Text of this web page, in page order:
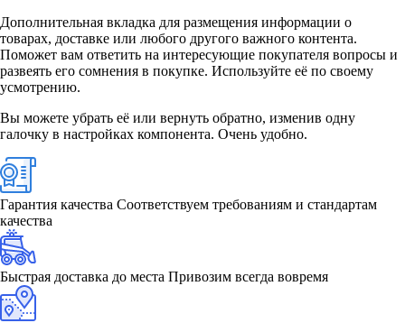
Дополнительная вкладка для размещения информации о
товарах, доставке или любого другого важного контента.
Поможет вам ответить на интересующие покупателя вопросы и
развеять его сомнения в покупке. Используйте её по своему
усмотрению.
Вы можете убрать её или вернуть обратно, изменив одну
галочку в настройках компонента. Очень удобно.
Гарантия качества Соответствуем требованиям и стандартам
качества
Быстрая доставка до места Привозим всегда вовремя